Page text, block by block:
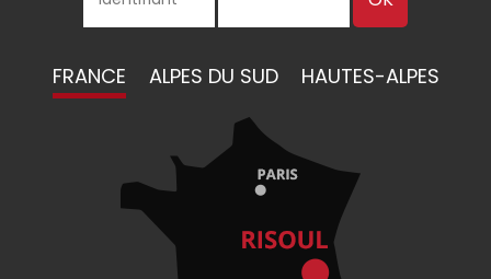
FRANCE ALPES DU SUD HAUTES-ALPES